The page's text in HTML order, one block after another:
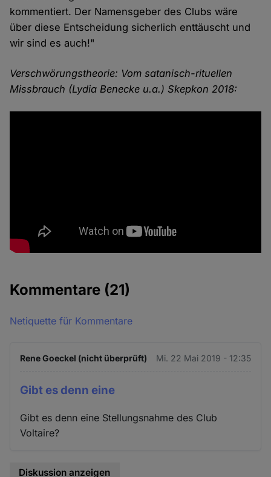
kommentiert. Der Namensgeber des Clubs wäre
über diese Entscheidung sicherlich enttäuscht und
wir sind es auch!"
Verschwörungstheorie: Vom satanisch-rituellen
Missbrauch (Lydia Benecke u.a.) Skepkon 2018:
Kommentare (21)
Netiquette für Kommentare
Rene Goeckel (nicht überprüft) Mi. 22 Mai 2019 - 12:35
Gibt es denn eine
Gibt es denn eine Stellungsnahme des Club
Voltaire?
Diskussion anzeigen